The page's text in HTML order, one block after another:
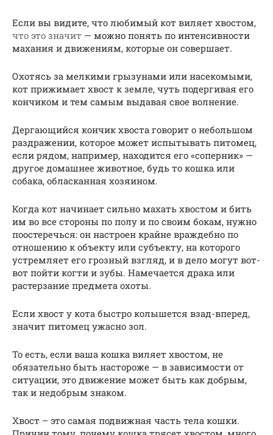
Если вы видите, что любимый кот виляет хвостом,
что это значит — можно понять по интенсивности
махания и движениям, которые он совершает.
Охотясь за мелкими грызунами или насекомыми,
кот прижимает хвост к земле, чуть подергивая его
кончиком и тем самым выдавая свое волнение.
Дергающийся кончик хвоста говорит о небольшом
раздражении, которое может испытывать питомец,
если рядом, например, находится его «соперник» —
другое домашнее животное, будь то кошка или
собака, обласканная хозяином.
Когда кот начинает сильно махать хвостом и бить
им во все стороны по полу и по своим бокам, нужно
поостеречься: он настроен крайне враждебно по
отношению к объекту или субъекту, на которого
устремляет его грозный взгляд, и в дело могут вот-
вот пойти когти и зубы. Намечается драка или
растерзание предмета охоты.
Если хвост у кота быстро колышется взад-вперед,
значит питомец ужасно зол.
То есть, если ваша кошка виляет хвостом, не
обязательно быть настороже — в зависимости от
ситуации, это движение может быть как добрым,
так и недобрым знаком.
Хвост – это самая подвижная часть тела кошки.